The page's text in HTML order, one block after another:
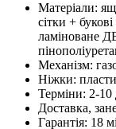
Матеріали:
сітки +
ламіноване
Механізм:
Ніжки:
Терміни: 2-10
Доставка,
Гарантія: 18